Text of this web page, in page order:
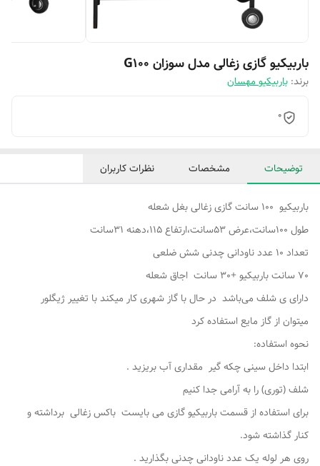
باربیکیو گازی زغالی مدل سوزان G100
برند: باربیکیو مهسان
0
توضیحات مشخصات نظرات کاربران
باربیکیو 100 سانت گازی زغالی بغل شعله
طول 100سانت،عرض 53سانت،ارتفاع 115،دهنه 31سانت
تعداد 10 عدد ناودانی چدنی شش ضلعی
70 سانت باربیکیو +30 سانت اجاق شعله
دارای ی شلف می‌باشد در حال با گاز شهری کار میکند با تغییر ژیگلور
میتوان از گاز مایع استفاده کرد
نحوه استفاده:
ابتدا داخل سینی چکه گیر مقداری آب بریزید .
شلف (توری) را به آرامی جدا کنیم
برای استفاده از قسمت باربیکیو ‌گازی می بایست باکس زغالی برداشته و
کنار گذاشته شود.
روی هر لوله یک عدد ناودانی چدنی بگذارید .